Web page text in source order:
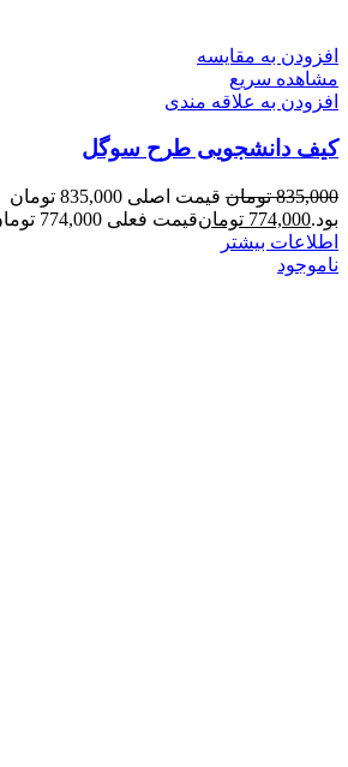
افزودن به مقایسه
مشاهده سریع
افزودن به علاقه مندی
کیف دانشجویی طرح سوگل
835,000 تومان
قیمت اصلی 835,000 تومان
بود.774,000 تومانقیمت فعلی 774,000 تومان است.
اطلاعات بیشتر
ناموجود